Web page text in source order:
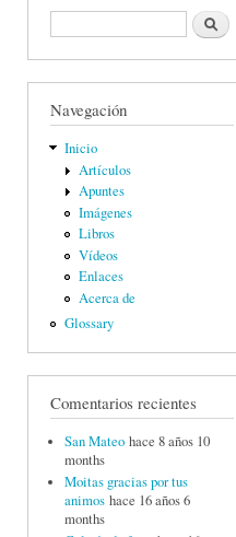
Formulario de búsquedaBuscar
Navegación
Inicio
Artículos
Apuntes
Imágenes
Libros
Vídeos
Enlaces
Acerca de
Glossary
Comentarios recientes
San Mateo hace 8 años 10
months
Moitas gracias por tus
animos hace 16 años 6
months